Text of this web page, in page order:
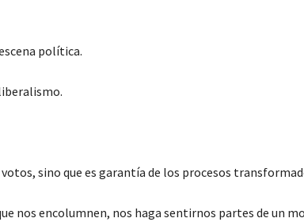
política.
sino que es garantía de los procesos
nos encolumnen, nos haga sentirnos partes de un